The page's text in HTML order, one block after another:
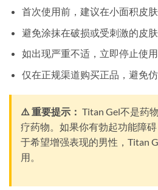
首次使用前，建议在小面积皮
避免涂抹在破损或受刺激的皮
如出现严重不适，立即停止使
仅在正规渠道购买正品，避免
⚠️ 重要提示： Titan Gel不是药
疗药物。如果你有勃起功能障
于希望增强表现的男性，Titan
用。